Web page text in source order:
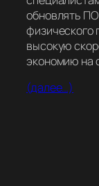
обновлять
физического
высокую
экономию на
(далее…)